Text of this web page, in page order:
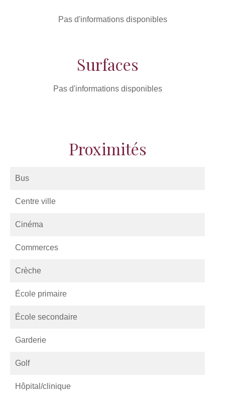
Pas d'informations disponibles
Surfaces
Pas d'informations disponibles
Proximités
Bus
Centre ville
Cinéma
Commerces
Crèche
École primaire
École secondaire
Garderie
Golf
Hôpital/clinique